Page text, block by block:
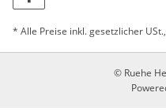
* Alle Preise inkl. gesetzlicher
© Ruehe